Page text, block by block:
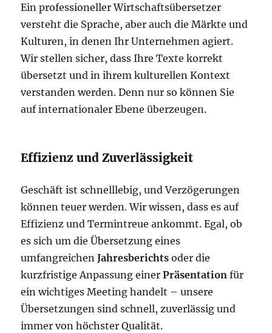
Ein professioneller Wirtschaftsübersetzer
versteht die Sprache, aber auch die Märkte und
Kulturen, in denen Ihr Unternehmen agiert.
Wir stellen sicher, dass Ihre Texte korrekt
übersetzt und in ihrem kulturellen Kontext
verstanden werden. Denn nur so können Sie
auf internationaler Ebene überzeugen.
Effizienz und Zuverlässigkeit
Geschäft ist schnelllebig, und Verzögerungen
können teuer werden. Wir wissen, dass es auf
Effizienz und Termintreue ankommt. Egal, ob
es sich um die Übersetzung eines
umfangreichenJahresberichts oder die
kurzfristige Anpassung einerPräsentation für
ein wichtiges Meeting handelt – unsere
Übersetzungen sind schnell, zuverlässig und
immer von höchster Qualität.